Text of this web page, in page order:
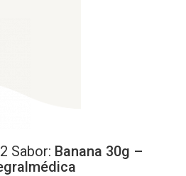
Sabor: Banana 30g –